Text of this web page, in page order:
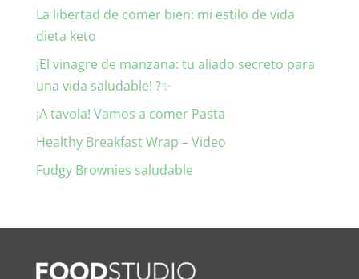
La libertad de comer bien: mi estilo de vida
dieta keto
¡El vinagre de manzana: tu aliado secreto para
una vida saludable! ?✨
¡A tavola! Vamos a comer Pasta
Healthy Breakfast Wrap – Video
Fudgy Brownies saludable